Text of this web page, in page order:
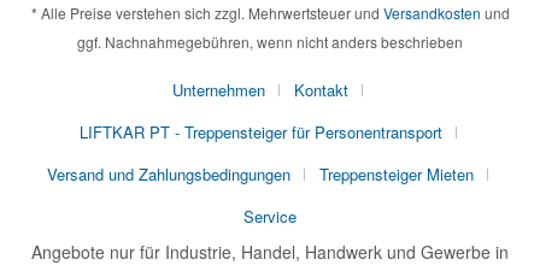
* Alle Preise verstehen sich zzgl. Mehrwertsteuer und Versandkosten und
ggf. Nachnahmegebühren, wenn nicht anders beschrieben
Unternehmen
Kontakt
LIFTKAR PT - Treppensteiger für Personentransport
Versand und Zahlungsbedingungen
Treppensteiger Mieten
Service
Angebote nur für Industrie, Handel, Handwerk und Gewerbe in